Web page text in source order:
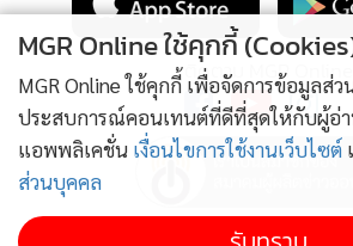
เข้า ที่ไทยก็เลี่ยงได้ยาก แต่อยากให้สรุปบ
สำคัญต้องให้ยกเลิกเอ็มโอยู 43-44 ที่เป็น
ยึดอัตราส่วนแผนที่ 1 ต่อ 5 หมื่น ตามมาตร
เป็นภาระลูกหลานในอนาคตกันอีก !!
ติดตาม MGR Online
MGR Online ใช้คุกกี้
MGR Online ใช้คุกกี้ เพื่อจัดการข้อมูลส่
ประสบการณ์คอนเทนต์ที่ดีที่สุดให้กับผู้อ่
แอพพลิเคชั่น เงื่อนไขการใช้งานเว็บไซต์
ส่วนบุคคล